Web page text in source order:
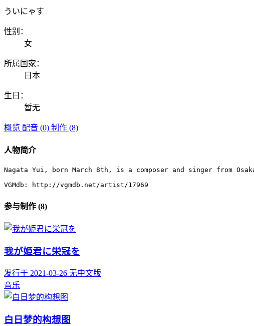
ういにゃす
性别：
女
所属国家：
日本
生日：
暂无
概览 配音 (0) 制作 (8)
人物简介
Nagata Yui, born March 8th, is a composer and singer from
VGMdb: http://vgmdb.net/artist/17969
参与制作 (8)
我が姫君に栄冠を
发行于 2021-03-26 无中文版
音乐
白日梦的构想图